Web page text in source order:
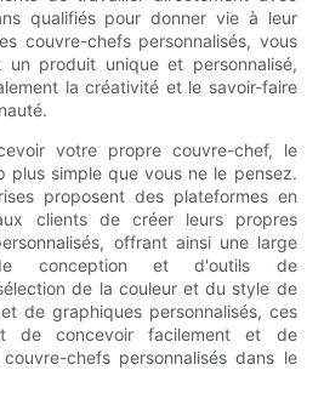
qualifiés pour donner vie à leur
couvre-chefs personnalisés, vous
un produit unique et personnalisé,
la créativité et le savoir-faire
votre propre couvre-chef, le
plus simple que vous ne le pensez.
proposent des plateformes en
clients de créer leurs propres
offrant ainsi une large
conception et d'outils de
de la couleur et du style de
de graphiques personnalisés, ces
de concevoir facilement et de
chefs personnalisés dans le